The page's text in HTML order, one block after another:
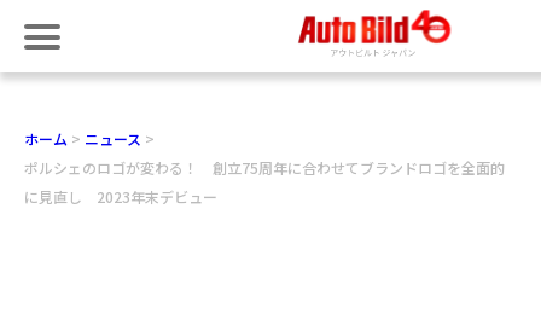
ホーム
ニュース
ポルシェのロゴが変わる！ 創立75周年に合わせてブランドロゴを全面的
に見直し 2023年末デビュー